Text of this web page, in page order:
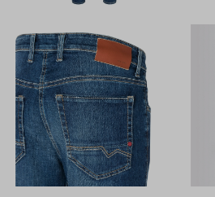
H662
Menger
Mode